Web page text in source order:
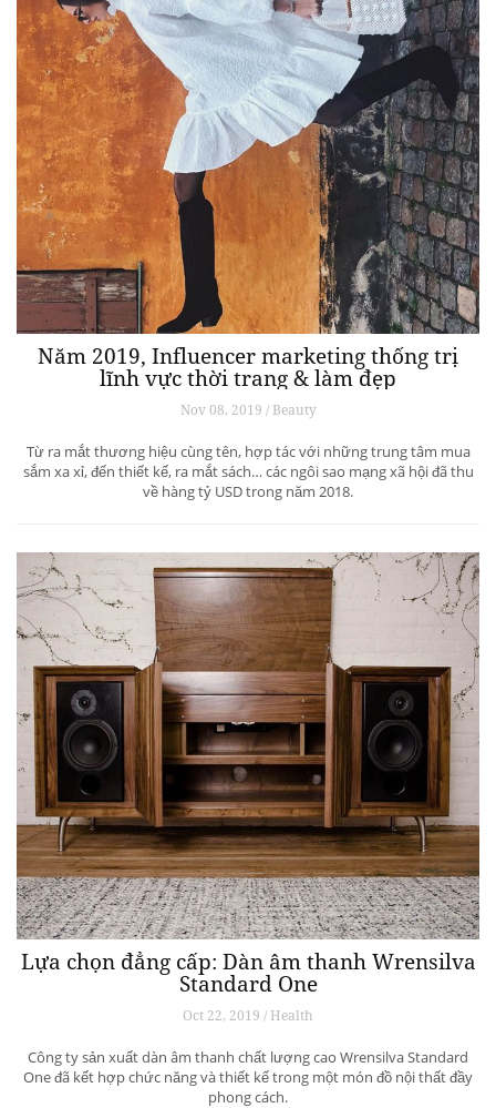
Năm 2019, Influencer marketing thống trị
lĩnh vực thời trang & làm đẹp
Nov 08, 2019 / Beauty
Từ ra mắt thương hiệu cùng tên, hợp tác với những trung tâm mua
sắm xa xỉ, đến thiết kế, ra mắt sách… các ngôi sao mạng xã hội đã thu
về hàng tỷ USD trong năm 2018.
Lựa chọn đẳng cấp: Dàn âm thanh Wrensilva
Standard One
Oct 22, 2019 / Health
Công ty sản xuất dàn âm thanh chất lượng cao Wrensilva Standard
One đã kết hợp chức năng và thiết kế trong một món đồ nội thất đầy
phong cách.